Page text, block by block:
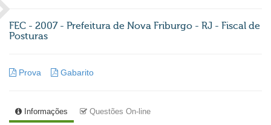
FEC - 2007 - Prefeitura de Nova Friburgo - RJ - Fiscal de
Posturas
Prova Gabarito
Informações Questões On-line